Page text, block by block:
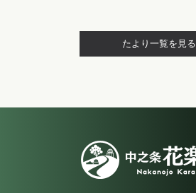
たより一覧を見る